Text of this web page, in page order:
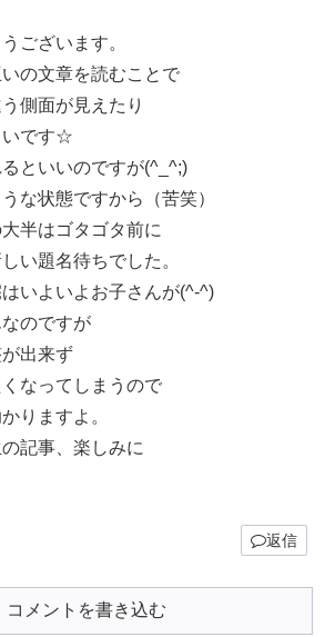
ございます。
の文章を読むことで
側面が見えたり
いです☆
といいのですが(^_^;)
な状態ですから（苦笑）
半はゴタゴタ前に
い題名待ちでした。
いよいよお子さんが(^-^)
のですが
出来ず
なってしまうので
りますよ。
記事、楽しみに
返信
コメントを書き込む